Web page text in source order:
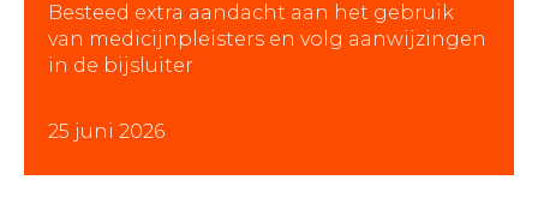
Besteed extra aandacht aan het gebruik
van medicijnpleisters en volg aanwijzingen
in de bijsluiter
25 juni 2026